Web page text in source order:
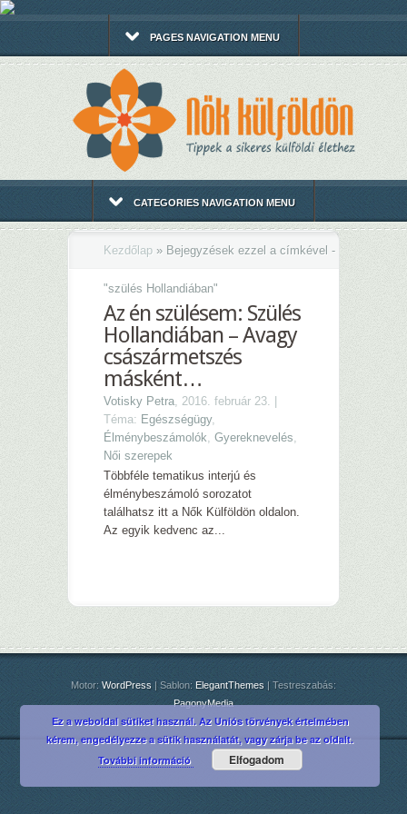
PAGES NAVIGATION MENU
CATEGORIES NAVIGATION MENU
Kezdőlap » Bejegyzések ezzel a címkével -
"szülés Hollandiában"
Az én szülésem: Szülés
Hollandiában – Avagy
császármetszés
másként…
Votisky Petra, 2016. február 23. |
Téma: Egészségügy,
Élménybeszámolók, Gyereknevelés,
Női szerepek
Többféle tematikus interjú és
élménybeszámoló sorozatot
találhatsz itt a Nők Külföldön oldalon.
Az egyik kedvenc az...
Motor: WordPress | Sablon: ElegantThemes | Testreszabás:
PagonyMedia
Ez a weboldal sütiket használ. Az Uniós törvények értelmében
kérem, engedélyezze a sütik használatát, vagy zárja be az oldalt.
További információ
Elfogadom